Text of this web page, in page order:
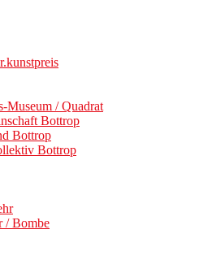
Museum / Quadrat
Bottrop
Bottrop
Bottrop
/ Bombe